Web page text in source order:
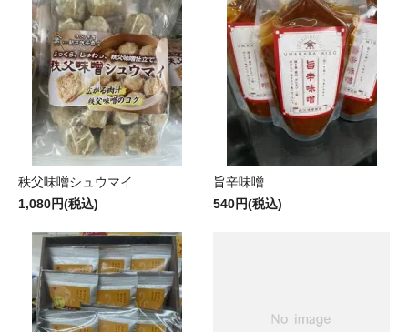
秩父味噌シュウマイ
1,080円(税込)
旨辛味噌
540円(税込)